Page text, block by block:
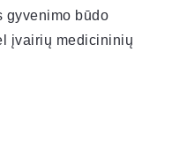
gyvenimo būdo
įvairių medicininių